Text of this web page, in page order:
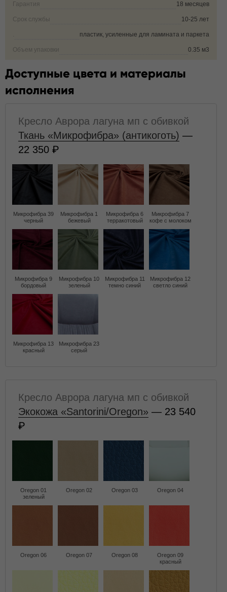
Гарантия 18 месяцев
Срок службы 10-25 лет
. пластик, усиленные для ламината и паркета
Объем упаковки 0.35 м3
Доступные цвета и материалы
исполнения
Кресло Аврора лагуна мп с обивкой
Ткань «Микрофибра» (антикоготь) —
22 350
Микрофибра 39
черный
Микрофибра 1
бежевый
Микрофибра 6
терракотовый
Микрофибра 7
кофе с молоком
Микрофибра 9
бордовый
Микрофибра 10
зеленый
Микрофибра 11
темно синий
Микрофибра 12
светло синий
Микрофибра 13
красный
Микрофибра 23
серый
Кресло Аврора лагуна мп с обивкой
Экокожа «Santorini/Oregon» — 23 540
Oregon 01
зеленый
Oregon 02 Oregon 03 Oregon 04
Oregon 06 Oregon 07 Oregon 08
Oregon 09
красный